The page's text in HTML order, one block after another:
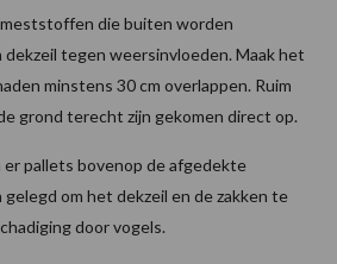
die buiten worden
tegen weersinvloeden. Maak het
minstens 30 cm overlappen. Ruim
grond terecht zijn gekomen direct op.
pallets bovenop de afgedekte
om het dekzeil en de zakken te
door vogels.